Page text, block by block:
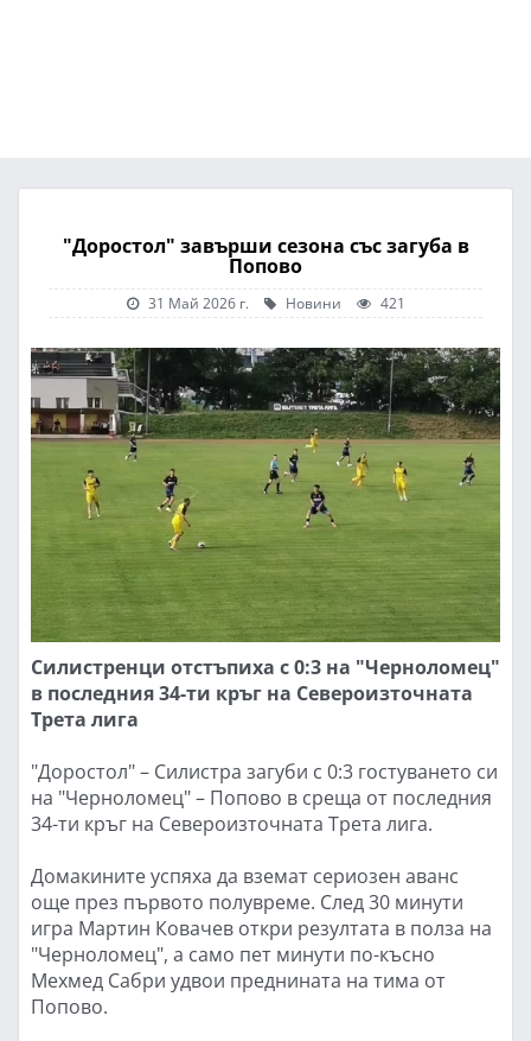
"Доростол" завърши сезона със загуба в
Попово
31 Май 2026 г. Новини 421
Силистренци отстъпиха с 0:3 на "Черноломец"
в последния 34-ти кръг на Североизточната
Трета лига
"Доростол" – Силистра загуби с 0:3 гостуването си
на "Черноломец" – Попово в среща от последния
34-ти кръг на Североизточната Трета лига.
Домакините успяха да вземат сериозен аванс
още през първото полувреме. След 30 минути
игра Мартин Ковачев откри резултата в полза на
"Черноломец", а само пет минути по-късно
Мехмед Сабри удвои преднината на тима от
Попово.